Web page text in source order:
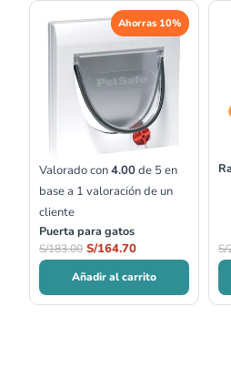
Ahorras 10%
Valorado con4.00de 5 en
base a 1 valoración de un
cliente
Puerta para gatos
S/183.00
precio
original
S/183.00.
S/164.70
El
precio
actual
es:
S/164.70.
Añadir al carrito
S/